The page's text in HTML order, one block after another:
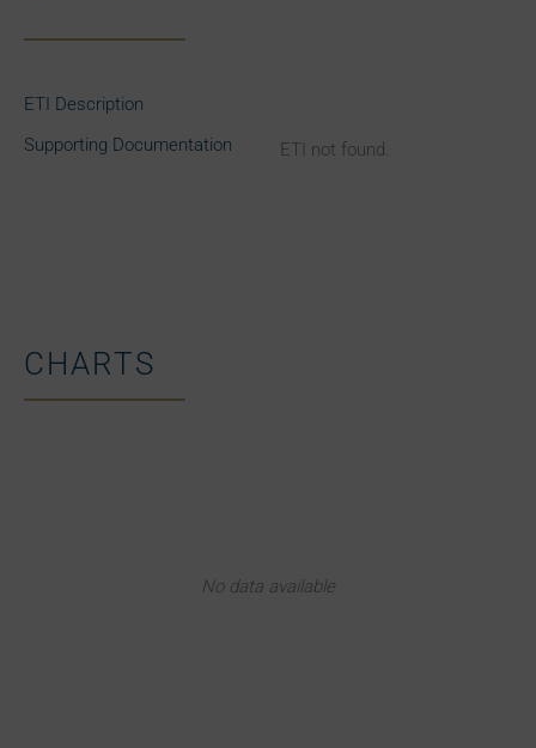
ETI Description
Supporting Documentation
ETI not found.
CHARTS
No data available